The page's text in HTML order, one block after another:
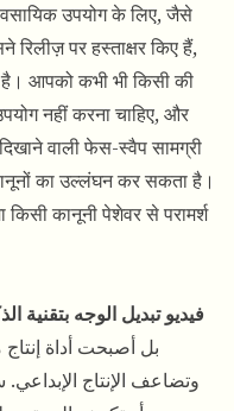
उपयोग के लिए, जैसे
पर हस्ताक्षर किए हैं,
आपको कभी भी किसी की
नहीं करना चाहिए, और
वाली फेस-स्वैप सामग्री
का उल्लंघन कर सकता है।
कानूनी पेशेवर से परामर्श
فيديو تبديل الوجه بتقنية
بل أصبحت أداة
وتضاعف الإنتاج